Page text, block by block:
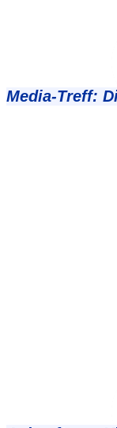
Media-Treff: